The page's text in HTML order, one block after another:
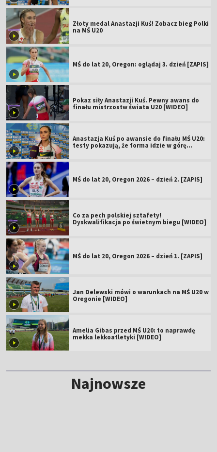
Złoty medal Anastazji Kuś! Zobacz bieg Polki
na MŚ U20
MŚ do lat 20, Oregon: oglądaj 3. dzień [ZAPIS]
Pokaz siły Anastazji Kuś. Pewny awans do
finału mistrzostw świata U20 [WIDEO]
Anastazja Kuś po awansie do finału MŚ U20:
testy pokazują, że forma idzie w górę
MŚ do lat 20, Oregon 2026 – dzień 2. [ZAPIS]
Co za pech polskiej sztafety!
Dyskwalifikacja po świetnym biegu [WIDEO]
MŚ do lat 20, Oregon 2026 – dzień 1. [ZAPIS]
Jan Delewski mówi o warunkach na MŚ U20 w
Oregonie [WIDEO]
Amelia Gibas przed MŚ U20: to naprawdę
mekka lekkoatletyki [WIDEO]
Najnowsze